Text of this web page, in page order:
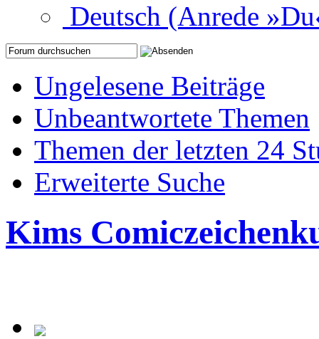
Deutsch (Anrede
Ungelesene Beiträge
Unbeantwortete Themen
Themen der letzten 24
Erweiterte Suche
Kims